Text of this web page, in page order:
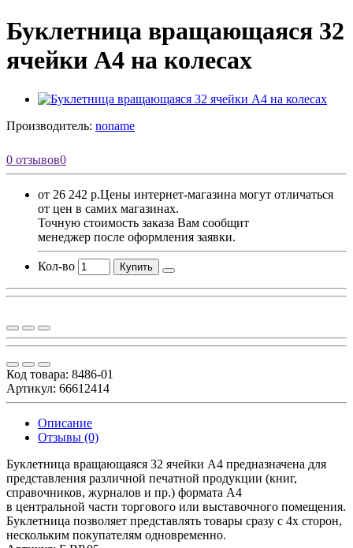
Буклетница вращающаяся 32
ячейки А4 на колесах
Производитель: noname
0 отзывов0
от 26 242 р.Цены интернет-магазина могут отличаться
от цен в самих магазинах.
Точную стоимость заказа Вам сообщит
менеджер после оформления заявки.
Кол-во Купить
Код товара: 8486-01
Артикул: 66612414
Описание
Отзывы (0)
Буклетница вращающаяся 32 ячейки А4 предназначена для
представления различной печатной продукции (книг,
справочников, журналов и пр.) формата А4
в центральной части торгового или выставочного помещения.
Буклетница позволяет представлять товары сразу с 4х сторон,
нескольким покупателям одновременно.